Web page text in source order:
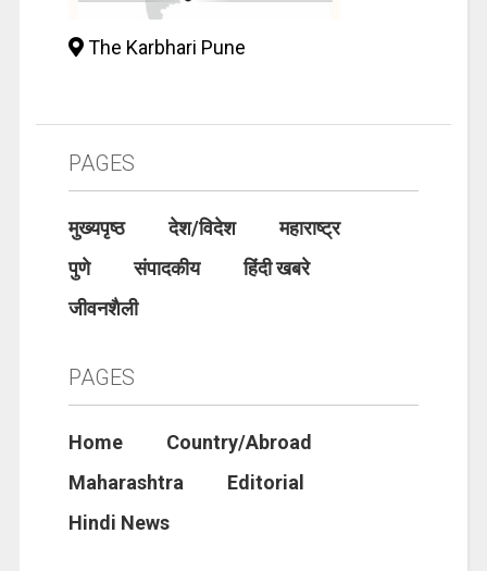
The Karbhari Pune
PAGES
मुख्यपृष्ठ देश/विदेश
महाराष्ट्र
पुणे
संपादकीय
हिंदी खबरे
जीवनशैली
PAGES
Home
Country/Abroad
Maharashtra
Editorial
Hindi News